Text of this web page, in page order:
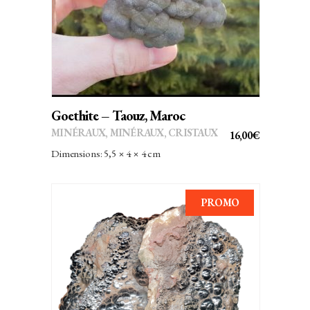
Goethite – Taouz, Maroc
16,00€
MINÉRAUX, MINÉRAUX, CRISTAUX
Dimensions: 5,5 × 4 × 4 cm
PROMO
AJOUTER AU PANIER